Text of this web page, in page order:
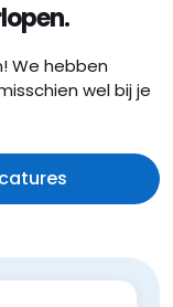
We hebben
wel bij je